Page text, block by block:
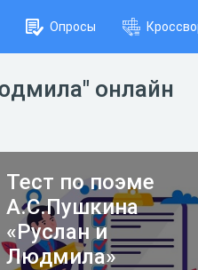
Опросы
онлайн
Тест по поэме
А.С.Пушкина
«Руслан и
Людмила»